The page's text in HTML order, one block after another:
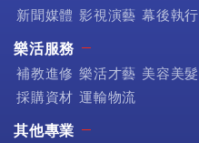
新聞媒體 影視演藝 幕後執行
樂活服務
補教進修 樂活才藝 美容美髮
採購資材 運輸物流
其他專業